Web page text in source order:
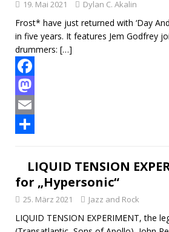
19. Mai 2021 Dylan C. Akalin
Frost* have just returned with ‘Day
in five years. It features Jem Godfrey
drummers: […]
F
a
o
o
k
M
a
o
d
o
E
i
l
i
l
e
LIQUID TENSION
for „Hypersonic“
25. März 2021 Jazz and Rock
LIQUID TENSION EXPERIMENT, the